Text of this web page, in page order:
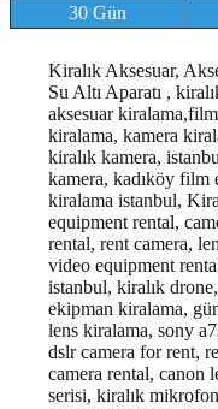
30 Gün
Kiralık Aksesuar,
Su Altı Aparatı ,
aksesuar
kiralama, kamera
kiralık kamera,
kamera, kadıköy film
kiralama istanbul,
equipment rental,
rental, rent camera,
video equipment
istanbul, kiralık
ekipman kiralama,
lens kiralama, sony
dslr camera for rent,
camera rental, canon
serisi, kiralık